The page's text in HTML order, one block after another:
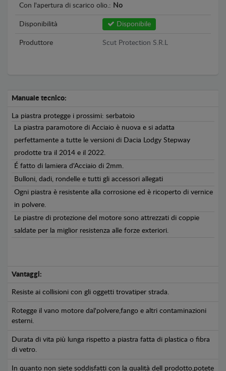
Con l'apertura di scarico olio.: No
Disponibilità Disponibile
Produttore Scut Protection S.R.L
Manuale tecnico:
La piastra protegge i prossimi: serbatoio
La piastra paramotore di Acciaio è nuova e si adatta
perfettamente a tutte le versioni di Dacia Lodgy Stepway
prodotte tra il 2014 e il 2022.
É fatto di lamiera d'Acciaio di 2mm.
Bulloni, dadi, rondelle e tutti gli accessori allegati
Ogni piastra è resistente alla corrosione ed è ricoperto di vernice
in polvere.
Le piastre di protezione del motore sono attrezzati di coppie
saldate per la miglior resistenza alle forze exteriori.
Vantaggi:
Resiste ai collisioni con gli oggetti trovatiper strada.
Rotegge il vano motore dal'polvere,fango e altri contaminazioni
esterni.
Durata di vita più lunga rispetto a piastra fatta di plastica o fibra
di vetro.
In quanto non siete soddisfatti con la qualità dell prodotto,potete